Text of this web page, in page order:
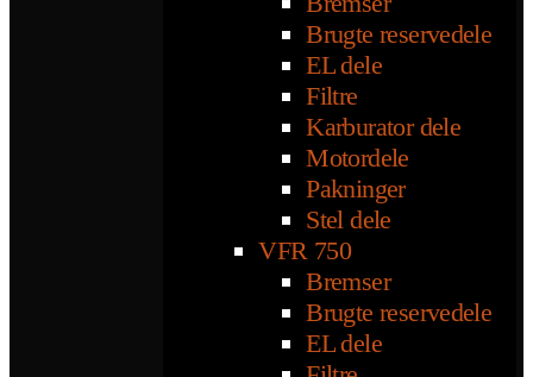
Brugte reservedele
EL dele
Filtre
Karburator dele
Motordele
Pakninger
Stel dele
VFR 750
Bremser
Brugte reservedele
EL dele